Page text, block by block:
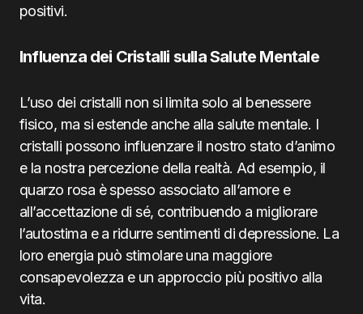
positivi.
Influenza dei Cristalli sulla Salute Mentale
L’uso dei cristalli non si limita solo al benessere
fisico, ma si estende anche alla salute mentale. I
cristalli possono influenzare il nostro stato d’animo
e la nostra percezione della realtà. Ad esempio, il
quarzo rosa è spesso associato all’amore e
all’accettazione di sé, contribuendo a migliorare
l’autostima e a ridurre sentimenti di depressione. La
loro energia può stimolare una maggiore
consapevolezza e un approccio più positivo alla
vita.